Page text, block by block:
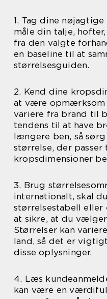
1. Tag dine
måle din talje,
fra den valgte
en baseline til at
størrelsesguiden.
2. Kend dine
at være opmærksom
variere fra brand til
tendens til at have
længere ben, så
størrelse, der passer
kropsdimensioner
3. Brug
internationalt, skal
størrelsestabell
at sikre, at du
Størrelser kan
land, så det er
disse oplysninger.
4. Læs
kan være en